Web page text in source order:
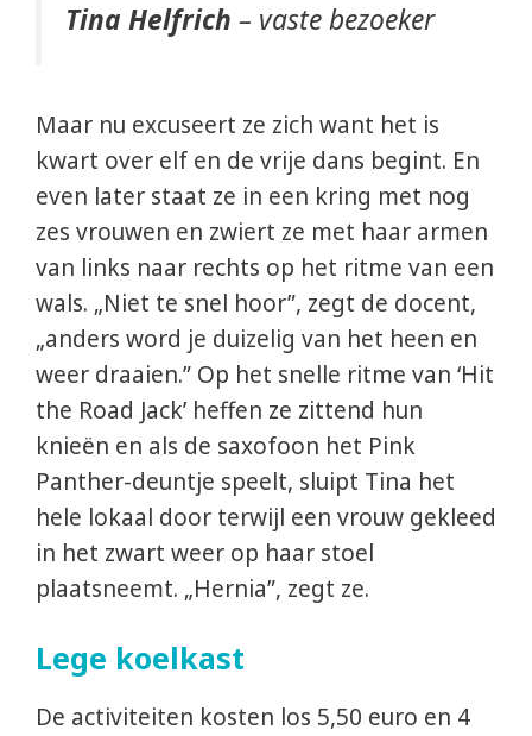
Tina Helfrich – vaste bezoeker
Maar nu excuseert ze zich want het is
kwart over elf en de vrije dans begint. En
even later staat ze in een kring met nog
zes vrouwen en zwiert ze met haar armen
van links naar rechts op het ritme van een
wals. „Niet te snel hoor”, zegt de docent,
„anders word je duizelig van het heen en
weer draaien.” Op het snelle ritme van ‘Hit
the Road Jack’ heffen ze zittend hun
knieën en als de saxofoon het Pink
Panther-deuntje speelt, sluipt Tina het
hele lokaal door terwijl een vrouw gekleed
in het zwart weer op haar stoel
plaatsneemt. „Hernia”, zegt ze.
Lege koelkast
De activiteiten kosten los 5,50 euro en 4